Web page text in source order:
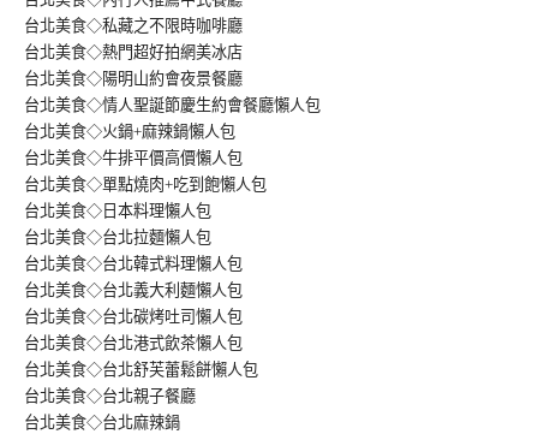
台北美食◇私藏之不限時咖啡廳
台北美食◇熱門超好拍網美冰店
台北美食◇陽明山約會夜景餐廳
台北美食◇情人聖誕節慶生約會餐廳懶人包
台北美食◇火鍋+麻辣鍋懶人包
台北美食◇牛排平價高價懶人包
台北美食◇單點燒肉+吃到飽懶人包
台北美食◇日本料理懶人包
台北美食◇台北拉麵懶人包
台北美食◇台北韓式料理懶人包
台北美食◇台北義大利麵懶人包
台北美食◇台北碳烤吐司懶人包
台北美食◇台北港式飲茶懶人包
台北美食◇台北舒芙蕾鬆餅懶人包
台北美食◇台北親子餐廳
台北美食◇台北麻辣鍋